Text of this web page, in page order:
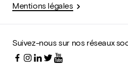
Mentions légales
Suivez-nous sur nos réseaux